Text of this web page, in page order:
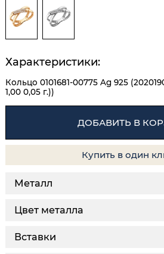
Характеристики:
Кольцо 0101681-00775 Ag 925
1,00 0,05 г.))
ДОБАВИТЬ В
Купить в один
Металл
Цвет металла
Вставки